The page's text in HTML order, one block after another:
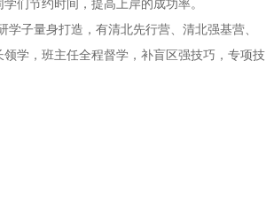
们节约时间，提高上岸的成功率。
子量身打造，有清北先行营、清北强基营、
学，班主任全程督学，补盲区强技巧，专项技